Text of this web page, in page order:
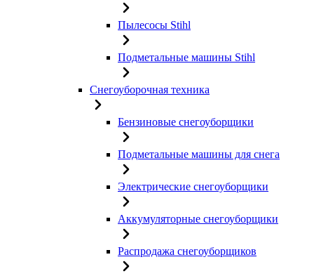
Пылесосы Stihl
Подметальные машины Stihl
Снегоуборочная техника
Бензиновые снегоуборщики
Подметальные машины для снега
Электрические снегоуборщики
Аккумуляторные снегоуборщики
Распродажа снегоуборщиков